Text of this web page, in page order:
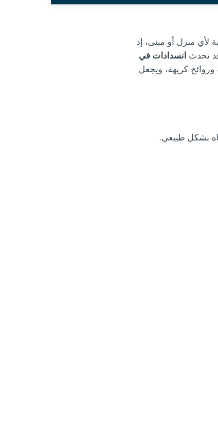
لأي منزل أو مبنى، إذ
تحدث انسدادات في
كريهة، ويجعل
بشكل طبيعي.